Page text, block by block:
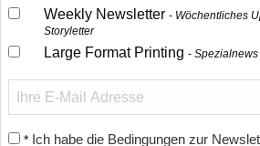
Weekly Newsletter
Wöchentliches
Storyletter
Large Format Printing Spezialnews
* Ich habe die Bedingungen zur